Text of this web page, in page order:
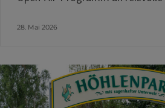
28. Mai 2026